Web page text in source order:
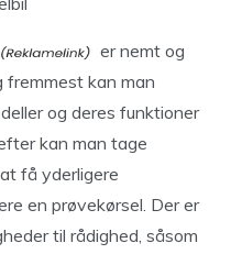
er nemt og
kan man
og deres funktioner
kan man tage
få yderligere
en prøvekørsel. Der er
til rådighed, såsom